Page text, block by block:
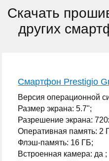
Скачать
других
Смартфон Prestigio
Версия операционной
Размер экрана: 5.7";
Разрешение экрана:
Оперативная память: 2
Флэш-память: 16 ГБ;
Встроенная камера: да ;